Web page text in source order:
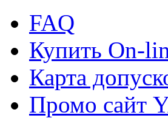
FAQ
Купить On-
Карта
Промо сайт